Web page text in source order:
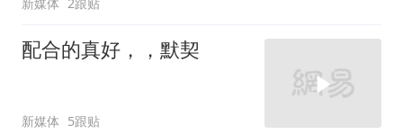
配合的真好，，默契
新媒体 5跟贴